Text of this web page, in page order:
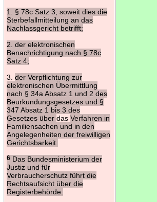
1. § 78c Satz 3, soweit dies die
Sterbefallmitteilung an das
Nachlassgericht betrifft;
2. der elektronischen
Benachrichtigung nach § 78c
Satz 4;
3. der Verpflichtung zur
elektronischen Übermittlung
nach § 34a Absatz 1 und 2 des
Beurkundungsgesetzes und §
347 Absatz 1 bis 3 des
Gesetzes über das Verfahren in
Familiensachen und in den
Angelegenheiten der freiwilligen
Gerichtsbarkeit.
6Das Bundesministerium der
Justiz und für
Verbraucherschutz führt die
Rechtsaufsicht über die
Registerbehörde.